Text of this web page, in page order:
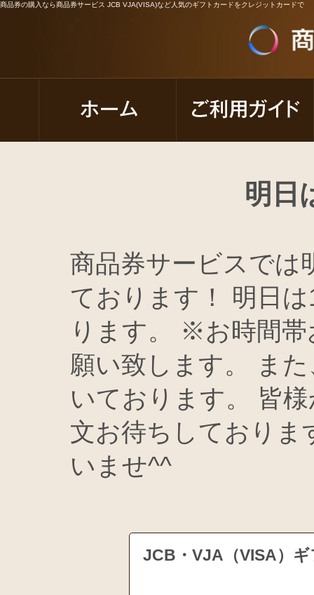
商品券の購入なら商品券サービス JCB VJA(VISA)など人気のギフトカードをクレジットカードで
明日
商品券サービスでは
ております！ 明日
ります。 ※お時間
願い致します。 ま
いております。 皆
文お待ちしており
いませ^^
JCB・VJA（VISA）